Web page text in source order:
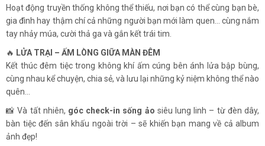
Hoạt động truyền thống không thể thiếu, nơi bạn có thể cùng bạn bè,
gia đình hay thậm chí cả những người bạn mới làm quen… cùng nắm
tay nhảy múa, cười thả ga và gắn kết trái tim.
🔥 LỬA TRẠI – ẤM LÒNG GIỮA MÀN ĐÊM
Kết thúc đêm tiệc trong không khí ấm cúng bên ánh lửa bập bùng,
cùng nhau kể chuyện, chia sẻ, và lưu lại những kỷ niệm không thể nào
quên…
📸 Và tất nhiên, góc check-in sống ảo siêu lung linh – từ đèn dây,
bàn tiệc đến sân khấu ngoài trời – sẽ khiến bạn mang về cả album
ảnh đẹp!